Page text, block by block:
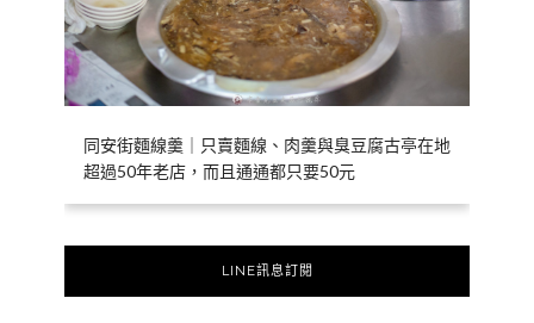
同安街麵線羹｜只賣麵線、肉羹與臭豆腐古亭在地
超過50年老店，而且通通都只要50元
LINE訊息訂閱